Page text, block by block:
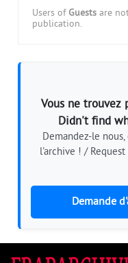
Users of Guests are
publication.
Vous ne trouvez
Didn't find
Demandez-le
l'archive ! /
Demande